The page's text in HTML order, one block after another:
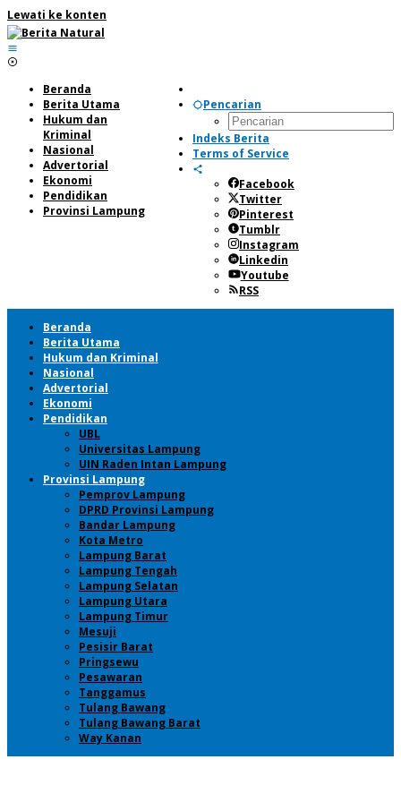
Lewati ke konten
Pencarian
Indeks Berita
Terms of Service
Facebook
Twitter
Pinterest
Tumblr
Instagram
Linkedin
Youtube
RSS
Beranda
Berita Utama
Hukum dan
Kriminal
Nasional
Advertorial
Ekonomi
Pendidikan
Provinsi Lampung
Beranda
Berita Utama
Hukum dan Kriminal
Nasional
Advertorial
Ekonomi
Pendidikan
UBL
Universitas Lampung
UIN Raden Intan Lampung
Provinsi Lampung
Pemprov Lampung
DPRD Provinsi Lampung
Bandar Lampung
Kota Metro
Lampung Barat
Lampung Tengah
Lampung Selatan
Lampung Utara
Lampung Timur
Mesuji
Pesisir Barat
Pringsewu
Pesawaran
Tanggamus
Tulang Bawang
Tulang Bawang Barat
Way Kanan